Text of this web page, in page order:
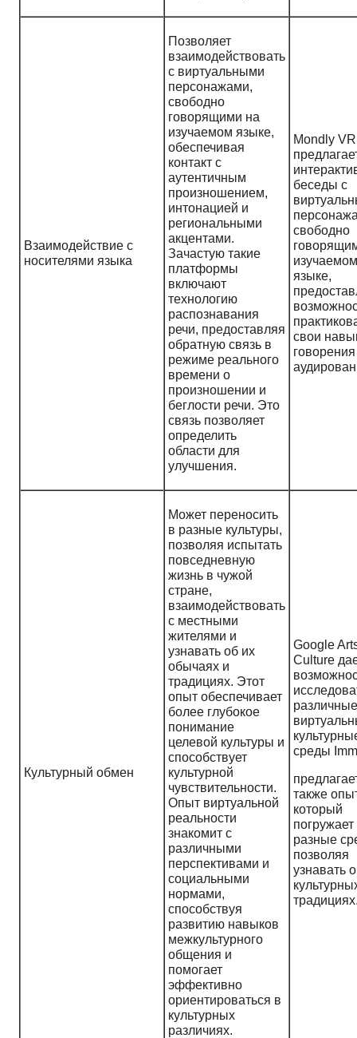
Взаимодействие с
носителями языка
Позволяет
взаимодействовать
с виртуальными
персонажами,
свободно
говорящими на
изучаемом языке,
обеспечивая
контакт с
аутентичным
произношением,
интонацией и
региональными
акцентами.
Зачастую такие
платформы
включают
технологию
распознавания
речи, предоставляя
обратную связь в
режиме реального
времени о
произношении и
беглости речи. Это
связь позволяет
определить
области для
улучшения.
Mondly VR
беседы с
свободно
изучаемом
языке,
свои
Культурный обмен
Может переносить
в разные культуры,
позволяя испытать
повседневную
жизнь в чужой
стране,
взаимодействовать
с местными
жителями и
узнавать об их
обычаях и
традициях. Этот
опыт обеспечивает
более глубокое
понимание
целевой культуры и
способствует
культурной
чувствительности.
Опыт виртуальной
реальности
знакомит с
различными
перспективами и
социальными
нормами,
способствуя
развитию навыков
межкультурного
общения и
помогает
эффективно
ориентироваться в
культурных
различиях.
Google
Culture
различные
среды
также
который
погружает
разные
позволяя
узнавать о